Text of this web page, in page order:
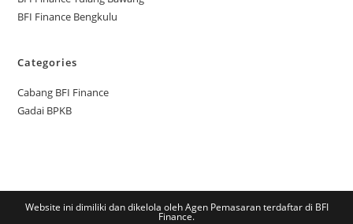
BFI Finance Bengkulu
Categories
Cabang BFI Finance
Gadai BPKB
Website ini dimiliki dan dikelola oleh Agen Pemasaran terdaftar di BFI
Finance.